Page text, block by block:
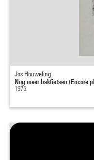
Jos Houweling
Nog meer bakfietsen (Encore
1975